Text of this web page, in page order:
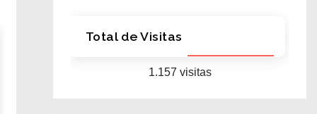
Total de Visitas
1.157 visitas